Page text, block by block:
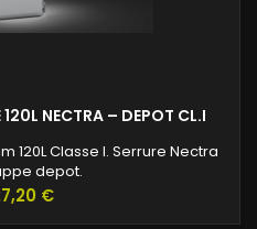
120L NECTRA – DEPOT CL.I
120L Classe I. Serrure Nectra
depot.
€